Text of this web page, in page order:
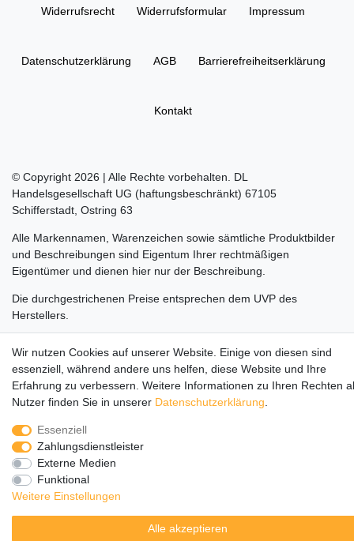
Widerrufs­recht Widerrufs­formular Impressum
Daten­schutz­erklärung AGB Barrierefreiheitserklärung
Kontakt
© Copyright 2026 | Alle Rechte vorbehalten. DL
Handelsgesellschaft UG (haftungsbeschränkt) 67105
Schifferstadt, Ostring 63
Alle Markennamen, Warenzeichen sowie sämtliche Produktbilder
und Beschreibungen sind Eigentum Ihrer rechtmäßigen
Eigentümer und dienen hier nur der Beschreibung.
Die durchgestrichenen Preise entsprechen dem UVP des
Herstellers.
CHIMA, NINJAGO, BIONICLE, MINDSTORMS und MIXELS sind
urheberrechtlich geschützte Markenzeichen der LEGO Gruppe.
©2022 The LEGO Group
Wir nutzen Cookies auf unserer Website. Einige von diesen sind
essenziell, während andere uns helfen, diese Website und Ihre
Erfahrung zu verbessern. Weitere Informationen zu Ihren Rechten
Nutzer finden Sie in unserer Daten­schutz­erklärung
Essenziell
Zahlungsdienstleister
Externe Medien
Funktional
Weitere Einstellungen
Alle akzeptieren